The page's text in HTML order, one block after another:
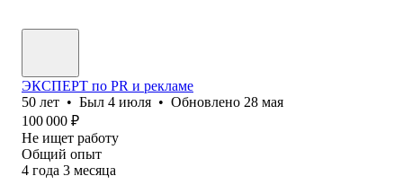
ЭКСПЕРТ по PR и рекламе
50 лет • Был 4 июля • Обновлено 28 мая
100 000 ₽
Не ищет работу
Общий опыт
4 года 3 месяца